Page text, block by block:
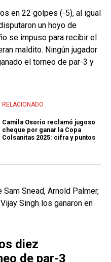
en 22 golpes (-5), al igual
un hoyo de
se impuso para recibir el
maldito. Ningún jugador
el torneo de par-3 y
RELACIONADO
Camila Osorio reclamó jugoso
cheque por ganar la Copa
Colsanitas 2025: cifra y puntos
Snead, Arnold Palmer,
Singh los ganaron en
diez
de par-3